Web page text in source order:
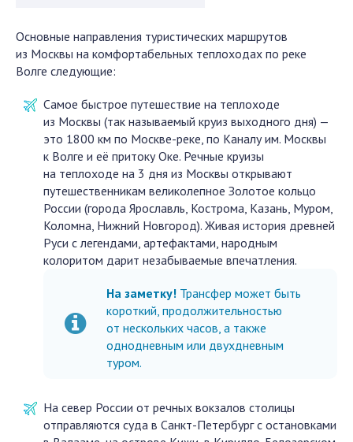
Основные направления туристических маршрутов
из Москвы на комфортабельных теплоходах по реке
Волге следующие:
Самое быстрое путешествие на теплоходе
из Москвы (так называемый круиз выходного дня) —
это 1800 км по Москве-реке, по Каналу им. Москвы
к Волге и её притоку Оке. Речные круизы
на теплоходе на 3 дня из Москвы открывают
путешественникам великолепное Золотое кольцо
России (города Ярославль, Кострома, Казань, Муром,
Коломна, Нижний Новгород). Живая история древней
Руси с легендами, артефактами, народным
колоритом дарит незабываемые впечатления.
На заметку! Трансфер может быть
короткий, продолжительностью
от нескольких часов, а также
однодневным или двухдневным
туром.
На север России от речных вокзалов столицы
отправляются суда в Санкт-Петербург с остановками